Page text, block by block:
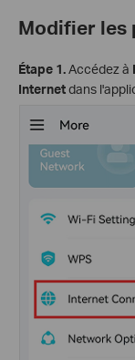
Modifier les
Étape 1.Accédez à
Internetdans